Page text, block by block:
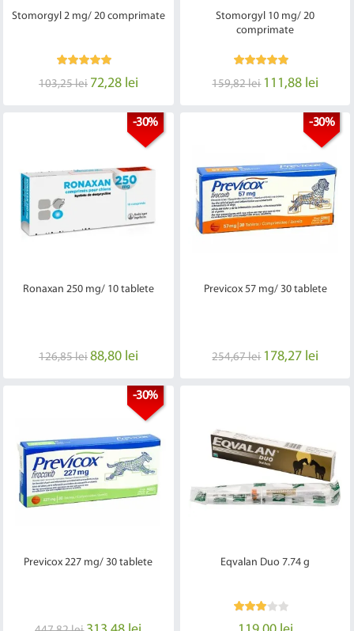
Stomorgyl 2 mg/ 20 comprimate
103,25 lei 72,28 lei
Stomorgyl 10 mg/ 20
comprimate
159,82 lei 111,88 lei
-30%
Ronaxan 250 mg/ 10 tablete
126,85 lei 88,80 lei
-30%
Previcox 57 mg/ 30 tablete
254,67 lei 178,27 lei
-30%
Previcox 227 mg/ 30 tablete Eqvalan Duo 7.74 g